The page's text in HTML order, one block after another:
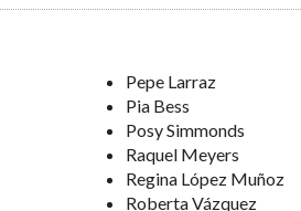
Pepe Larraz
Pia Bess
Posy Simmonds
Raquel Meyers
Regina López Muñoz
Roberta Vázquez